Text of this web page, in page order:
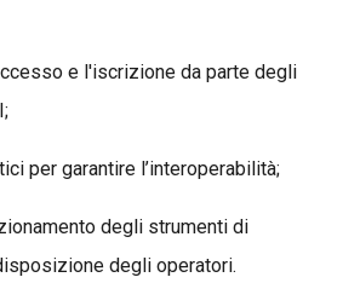
e l'iscrizione da parte degli
per garantire l’interoperabilità;
degli strumenti di
degli operatori.